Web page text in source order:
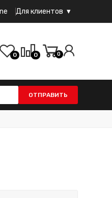
Для клиентов
0 0 0
ОТПРАВИТЬ